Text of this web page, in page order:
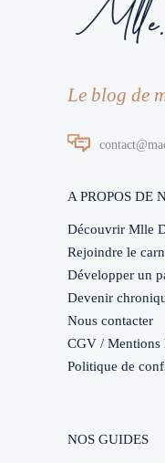
Le blog de
A PROPOS DE
Découvrir Mlle
Rejoindre le
Développer un
Devenir
Nous contacter
CGV / Mentions
Politique de
NOS GUIDES